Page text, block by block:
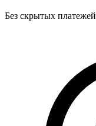
Без скрытых платежей